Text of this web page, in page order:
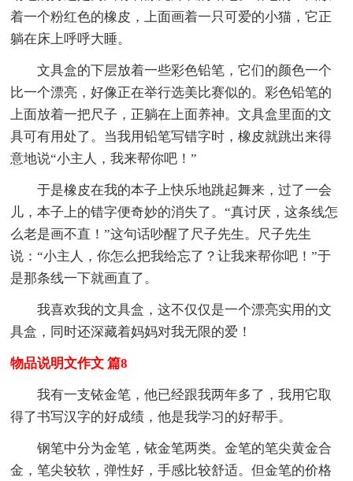
着一个粉红色的橡皮，上面画着一只可爱的小猫，它正
躺在床上呼呼大睡。
文具盒的下层放着一些彩色铅笔，它们的颜色一个
比一个漂亮，好像正在举行选美比赛似的。彩色铅笔的
上面放着一把尺子，正躺在上面养神。文具盒里面的文
具可有用处了。当我用铅笔写错字时，橡皮就跳出来得
意地说“小主人，我来帮你吧！”
于是橡皮在我的本子上快乐地跳起舞来，过了一会
儿，本子上的错字便奇妙的消失了。“真讨厌，这条线怎
么老是画不直！”这句话吵醒了尺子先生。尺子先生
说：“小主人，你怎么把我给忘了？让我来帮你吧！”于
是那条线一下就画直了。
我喜欢我的文具盒，这不仅仅是一个漂亮实用的文
具盒，同时还深藏着妈妈对我无限的爱！
物品说明文作文 篇8
我有一支铱金笔，他已经跟我两年多了，我用它取
得了书写汉字的好成绩，他是我学习的好帮手。
钢笔中分为金笔，铱金笔两类。金笔的笔尖黄金合
金，笔尖较软，弹性好，手感比较舒适。但金笔的价格